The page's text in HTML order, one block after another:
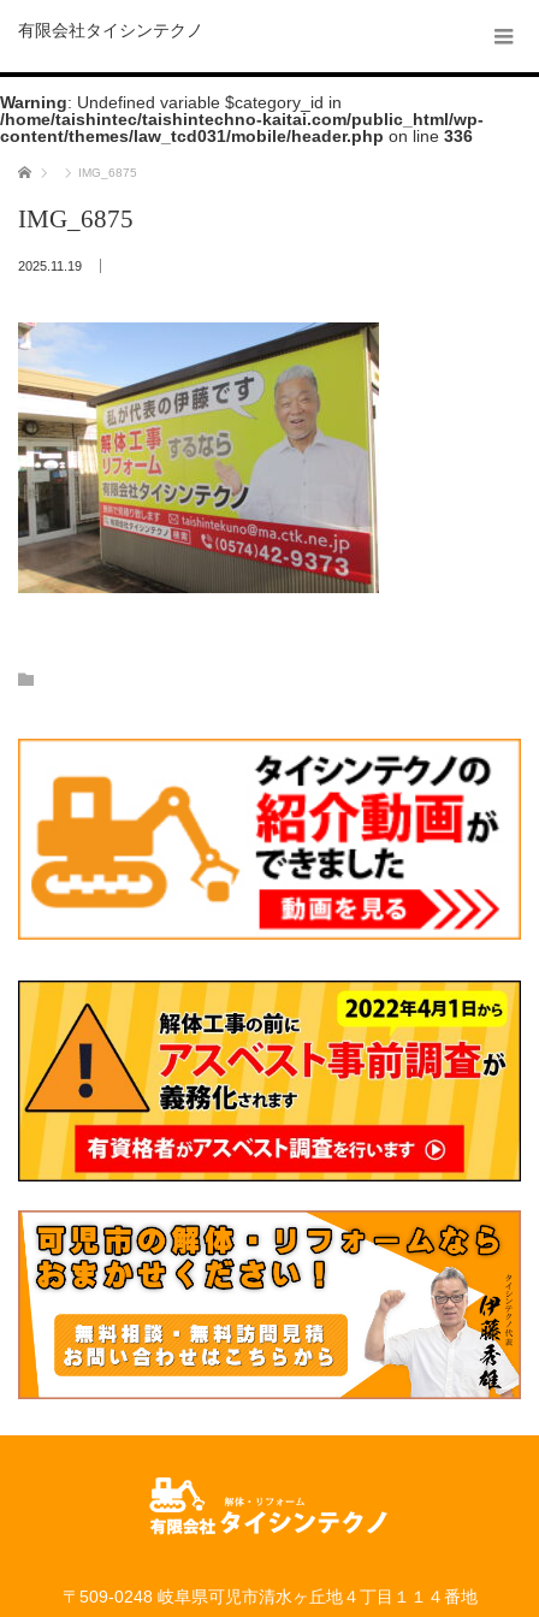
有限会社タイシンテクノ
Warning: Undefined variable $category_id in
/home/taishintec/taishintechno-kaitai.com/public_html/wp-
content/themes/law_tcd031/mobile/header.php on line 336
ホーム IMG_6875
IMG_6875
2025.11.19
〒509-0248 岐阜県可児市清水ヶ丘地４丁目１１４番地